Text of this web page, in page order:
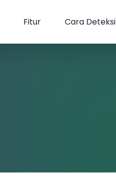
Fitur Cara Deteksi